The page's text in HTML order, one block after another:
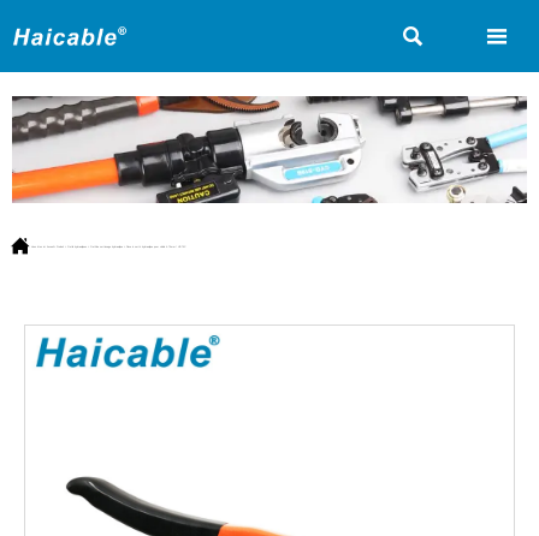
 
 Produit Pince à sertir hydraulique pour câble 4-70mm² HP-70C